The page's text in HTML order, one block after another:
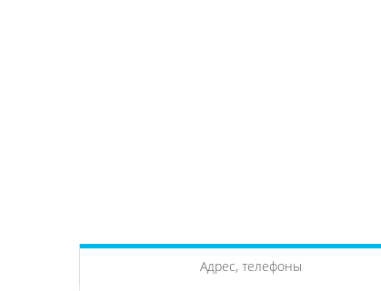
Адрес, телефоны